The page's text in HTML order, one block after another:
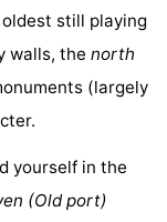
still playing
walls, the north
(largely
yourself in the
(Old port)